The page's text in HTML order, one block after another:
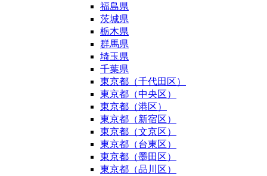
福島県
茨城県
栃木県
群馬県
埼玉県
千葉県
東京都（千代田区）
東京都（中央区）
東京都（港区）
東京都（新宿区）
東京都（文京区）
東京都（台東区）
東京都（墨田区）
東京都（品川区）